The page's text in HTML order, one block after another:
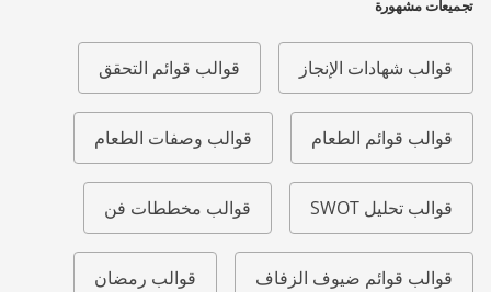
تجميعات مشهورة
قوالب شهادات الإنجاز قوالب قوائم التحقق
قوالب قوائم الطعام قوالب وصفات الطعام
قوالب تحليل SWOT قوالب مخططات فن
قوالب قوائم ضيوف الزفاف قوالب رمضان